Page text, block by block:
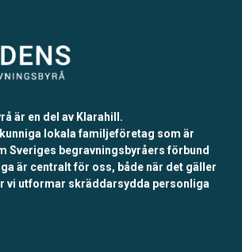
är en del av Klarahill.
lokala familjeföretag som är
Sveriges begravningsbyråers förbund
är centralt för oss, både när det gäller
vi utformar skräddarsydda personliga